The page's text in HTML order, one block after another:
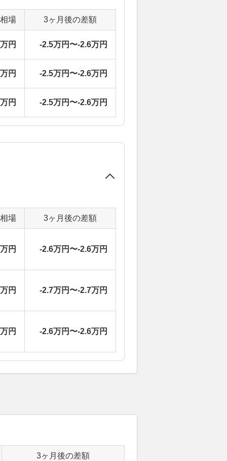
場 3ヶ月後の差額
円 -2.5万円〜-2.6万円
円 -2.5万円〜-2.6万円
円 -2.5万円〜-2.6万円
場 3ヶ月後の差額
円 -2.6万円〜-2.6万円
円 -2.7万円〜-2.7万円
円 -2.6万円〜-2.6万円
3ヶ月後の差額